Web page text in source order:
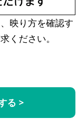
映り方を確認す
ください。
る >